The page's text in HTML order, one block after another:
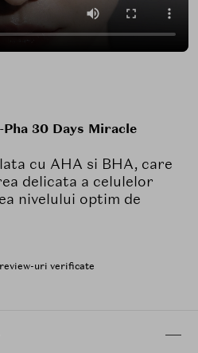
Pha 30 Days Miracle
cu AHA si BHA, care
delicata a celulelor
nivelului optim de
uri verificate